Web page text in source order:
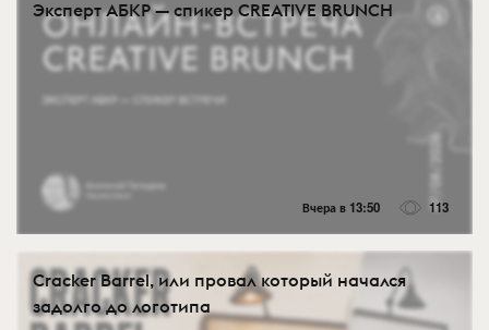
Эксперт АБКР — спикер CREATIVE BRUNCH
Вчера в 13:50 113
Cracker Barrel, или провал который начался
задолго до логотипа